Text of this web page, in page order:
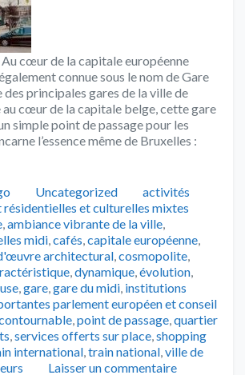
cœur de la capitale européenne
connue sous le nom de Gare
des principales gares de la ville de
au cœur de la capitale belge, cette gare
simple point de passage pour les
l’essence même de Bruxelles :
Catégories
Uncategorized Tags
activités
et culturelles mixtes
,ambiance vibrante de la ville,
midi,cafés,capitale européenne,
architectural,cosmopolite,
,dynamique,évolution,
,gare,gare du midi, institutions
parlement européen et conseil
,point de passage,quartier
,services offerts sur place,shopping
international,train national,ville de
Laisser un commentaire